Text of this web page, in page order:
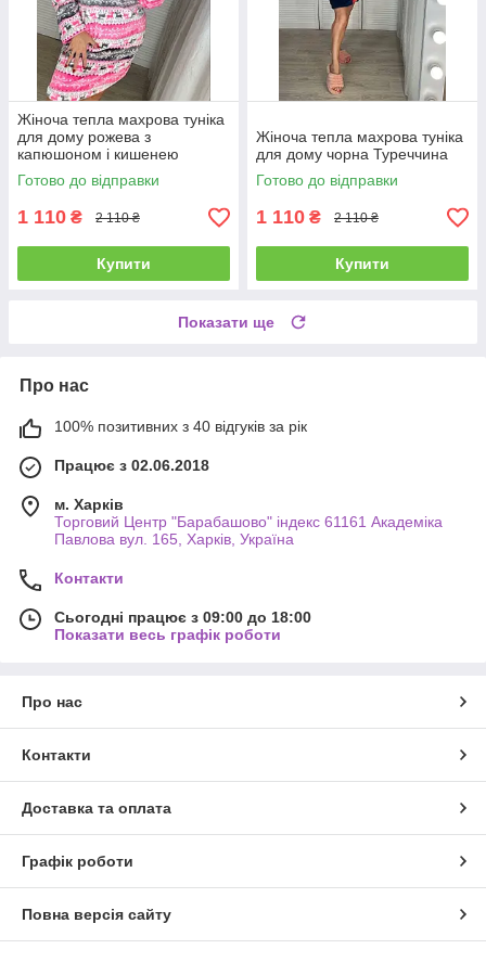
Жіноча тепла махрова туніка
для дому рожева з
капюшоном і кишенею
Готово до відправки
1 110 ₴ 2 110 ₴
Купити
Жіноча тепла махрова туніка
для дому чорна Туреччина
Готово до відправки
1 110 ₴ 2 110 ₴
Купити
Показати ще
Про нас
100% позитивних з 40 відгуків за рік
Працює з 02.06.2018
м. Харків
Торговий Центр "Барабашово" індекс 61161 Академіка
Павлова вул. 165, Харків, Україна
Контакти
Сьогодні працює з 09:00 до 18:00
Показати весь графік роботи
Про нас
Контакти
Доставка та оплата
Графік роботи
Повна версія сайту